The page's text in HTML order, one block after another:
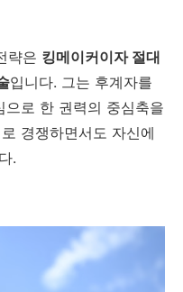
략은 킹메이커이자 절대
입니다. 그는 후계자를
로 한 권력의 중심축을
경쟁하면서도 자신에
.